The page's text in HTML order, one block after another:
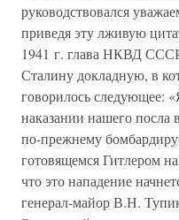
руководствовался
приведя эту лживую
1941 г. глава НКВД
Сталину докладную, в
говорилось следующее:
наказании нашего посла
по-прежнему
готовящемся Гитлером
что это нападение
генерал-майор В.Н.